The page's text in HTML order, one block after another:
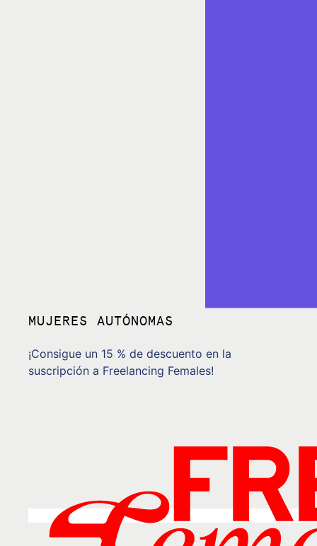
MUJERES AUTÓNOMAS
¡Consigue un 15 % de descuento en la
suscripción a Freelancing Females!